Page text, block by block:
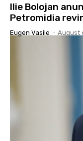
Ilie Bolojan
Petromidia
Eugen Vasile - August